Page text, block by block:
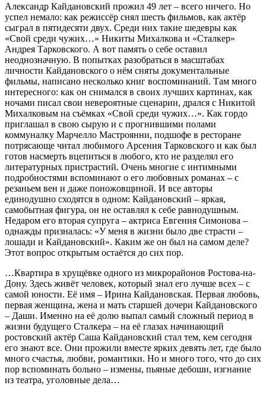
Александр Кайдановский прожил 49 лет – всего ничего. Но
успел немало: как режиссёр снял шесть фильмов, как актёр
сыграл в пятидесяти двух. Среди них такие шедевры как
«Свой среди чужих…» Никиты Михалкова и «Сталкер»
Андрея Тарковского. А вот память о себе оставил
неоднозначную. В попытках разобраться в масштабах
личности Кайдановского о нём сняты документальные
фильмы, написано несколько книг воспоминаний. Там много
интересного: как он снимался в своих лучших картинах, как
ночами писал свои невероятные сценарии, дрался с Никитой
Михалковым на съёмках «Свой среди чужих…». Как гордо
приглашал в свою сырую и с прогнившими полами
коммуналку Марчелло Мастроянни, подшофе в ресторане
потрясающе читал любимого Арсения Тарковского и как был
готов насмерть вцепиться в любого, кто не разделял его
литературных пристрастий. Очень многие с интимными
подробностями вспоминают о его любовных романах – с
резаньем вен и даже поножовщиной. И все авторы
единодушно сходятся в одном: Кайдановский – яркая,
самобытная фигура, он не оставлял к себе равнодушным.
Недаром его вторая супруга – актриса Евгения Симонова –
однажды призналась: «У меня в жизни было две страсти –
лошади и Кайдановский». Каким же он был на самом деле?
Этот вопрос открытым остаётся до сих пор.
…Квартира в хрущёвке одного из микрорайонов Ростова-на-
Дону. Здесь живёт человек, который знал его лучше всех – с
самой юности. Её имя – Ирина Кайдановская. Первая любовь,
первая женщина, жена и мать старшей дочери Кайдановского
– Даши. Именно на её долю выпал самый сложный период в
жизни будущего Сталкера – на её глазах начинающий
ростовский актёр Саша Кайдановский стал тем, кем сегодня
его знают все. Они прожили вместе ярких девять лет, где было
много счастья, любви, романтики. Но и много того, что до сих
пор вспоминать больно – измены, пьяные дебоши, изгнание
из театра, уголовные дела…